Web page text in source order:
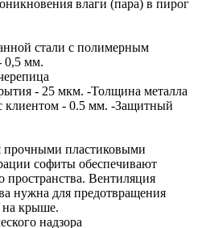
влаги (пара) в пирог
стали с полимерным
0,5 мм.
- 25 мкм. -Толщина металла
клиентом - 0.5 мм. -Защитный
пластиковыми
софиты обеспечивают
пространства. Вентиляция
нужна для предотвращения
на крыше.
надзора